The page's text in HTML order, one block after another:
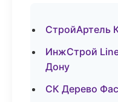
СтройАртель
ИнжСтрой
Дону
СК Дерево